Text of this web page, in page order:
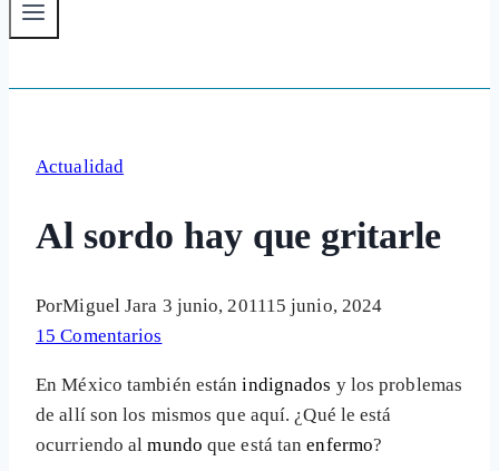
Actualidad
Al sordo hay que gritarle
PorMiguel Jara 3 junio, 201115 junio, 2024
15 Comentarios
En México también estánindignados y los problemas
de allí son los mismos que aquí. ¿Qué le está
ocurriendo almundoque está tanenfermo?